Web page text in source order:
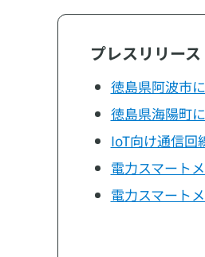
プレスリリー
徳島県阿波市
徳島県海陽町
IoT向け通信回
電力スマート
電力スマート